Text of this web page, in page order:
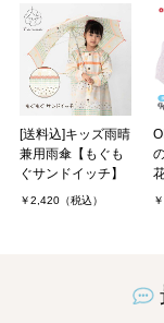
[送料込]キッズ雨晴
兼用雨傘【もぐも
ぐサンドイッチ】
￥2,420（税込）